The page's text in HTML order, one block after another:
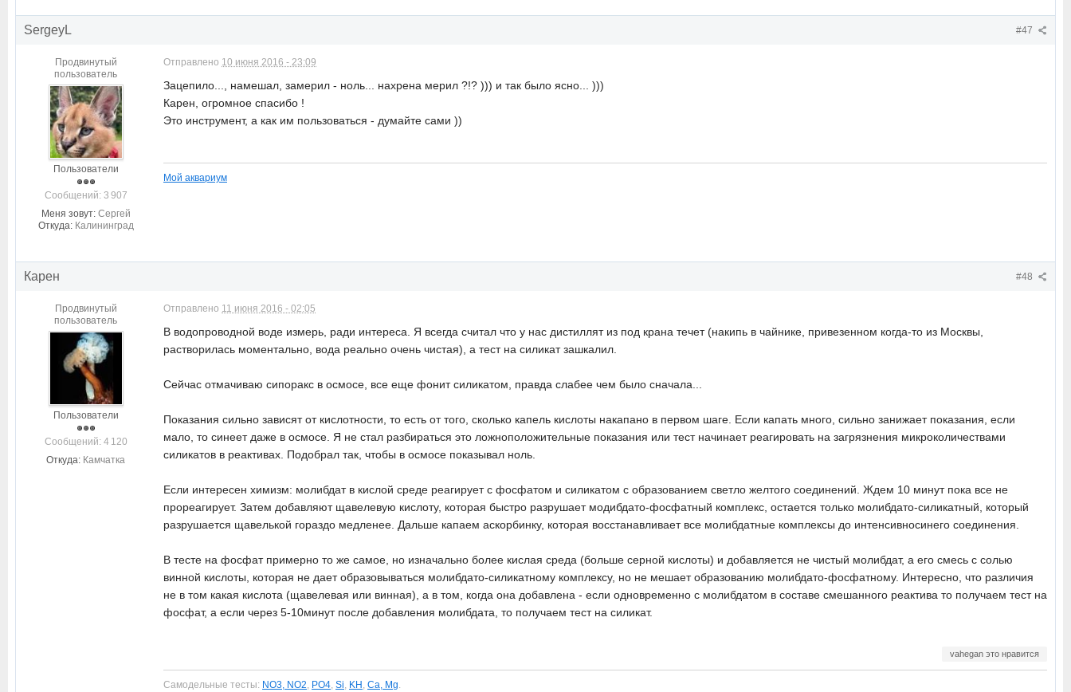
#47
SergeyL
Продвинутый
пользователь
Пользователи
Cообщений: 3 907
Меня зовут: Сергей
Откуда: Калининград
Отправлено 10 июня 2016 - 23:09
Зацепило..., намешал, замерил - ноль... нахрена мерил ?!? ))) и так было ясно... )))
Карен, огромное спасибо !
Это инструмент, а как им пользоваться - думайте сами ))
Мой аквариум
#48
Карен
Продвинутый
пользователь
Пользователи
Cообщений: 4 120
Откуда: Камчатка
Отправлено 11 июня 2016 - 02:05
В водопроводной воде измерь, ради интереса. Я всегда считал что у нас дистиллят из под крана течет (накипь в чайнике, привезенном когда-то из Москвы,
растворилась моментально, вода реально очень чистая), а тест на силикат зашкалил.
Сейчас отмачиваю сипоракс в осмосе, все еще фонит силикатом, правда слабее чем было сначала...
Показания сильно зависят от кислотности, то есть от того, сколько капель кислоты накапано в первом шаге. Если капать много, сильно занижает показания, если
мало, то синеет даже в осмосе. Я не стал разбираться это ложноположительные показания или тест начинает реагировать на загрязнения микроколичествами
силикатов в реактивах. Подобрал так, чтобы в осмосе показывал ноль.
Если интересен химизм: молибдат в кислой среде реагирует с фосфатом и силикатом с образованием светло желтого соединений. Ждем 10 минут пока все не
прореагирует. Затем добавляют щавелевую кислоту, которая быстро разрушает модибдато-фосфатный комплекс, остается только молибдато-силикатный, который
разрушается щавелькой гораздо медленее. Дальше капаем аскорбинку, которая восстанавливает все молибдатные комплексы до интенсивносинего соединения.
В тесте на фосфат примерно то же самое, но изначально более кислая среда (больше серной кислоты) и добавляется не чистый молибдат, а его смесь с солью
винной кислоты, которая не дает образовываться молибдато-силикатному комплексу, но не мешает образованию молибдато-фосфатному. Интересно, что различия
не в том какая кислота (щавелевая или винная), а в том, когда она добавлена - если одновременно с молибдатом в составе смешанного реактива то получаем тест на
фосфат, а если через 5-10минут после добавления молибдата, то получаем тест на силикат.
vahegan это нравится
Самодельные тесты: NO3, NO2 PO4 Si KH Ca, Mg